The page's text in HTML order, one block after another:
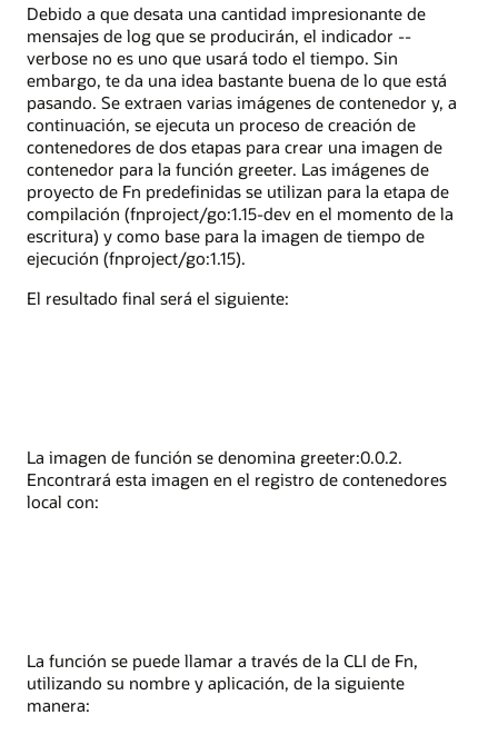
Debido a que desata una cantidad impresionante de
mensajes de log que se producirán, el indicador --
verbose no es uno que usará todo el tiempo. Sin
embargo, te da una idea bastante buena de lo que está
pasando. Se extraen varias imágenes de contenedor y, a
continuación, se ejecuta un proceso de creación de
contenedores de dos etapas para crear una imagen de
contenedor para la función greeter. Las imágenes de
proyecto de Fn predefinidas se utilizan para la etapa de
compilación (fnproject/go:1.15-dev en el momento de la
escritura) y como base para la imagen de tiempo de
ejecución (fnproject/go:1.15).
El resultado final será el siguiente:
La imagen de función se denomina greeter:0.0.2.
Encontrará esta imagen en el registro de contenedores
local con:
La función se puede llamar a través de la CLI de Fn,
utilizando su nombre y aplicación, de la siguiente
manera: